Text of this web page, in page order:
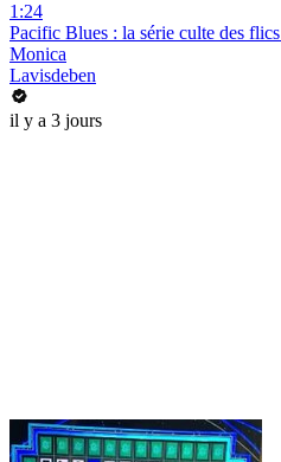
1:24
Pacific Blues : la série culte des
Monica
Lavisdeben
il y a 3 jours